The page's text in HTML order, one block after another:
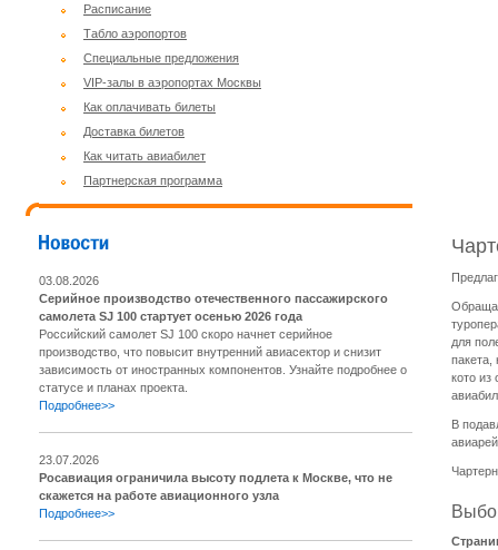
Расписание
Табло аэропортов
Специальные предложения
VIP-залы в аэропортах Москвы
Как оплачивать билеты
Доставка билетов
Как читать авиабилет
Партнерская программа
03.08.2026
Серийное производство отечественного пассажирского
самолета SJ 100 стартует осенью 2026 года
Российский самолет SJ 100 скоро начнет серийное
производство, что повысит внутренний авиасектор и снизит
зависимость от иностранных компонентов. Узнайте подробнее о
статусе и планах проекта.
Подробнее>>
23.07.2026
Росавиация ограничила высоту подлета к Москве, что не
скажется на работе авиационного узла
Подробнее>>
для
пакета,
кото из
В